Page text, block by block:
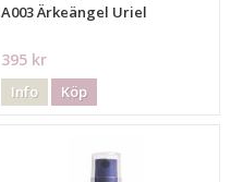
A003 Ärkeängel Uriel
395 kr
Info Köp